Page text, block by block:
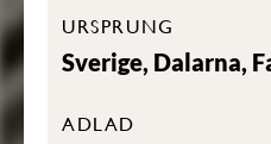
URSPRUNG
Sverige, Dalarna,
ADLAD